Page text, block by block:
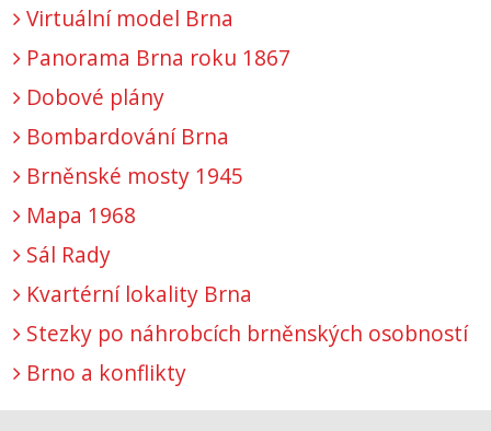
Virtuální model Brna
Panorama Brna roku 1867
Dobové plány
Bombardování Brna
Brněnské mosty 1945
Mapa 1968
Sál Rady
Kvartérní lokality Brna
Stezky po náhrobcích brněnských osobností
Brno a konflikty